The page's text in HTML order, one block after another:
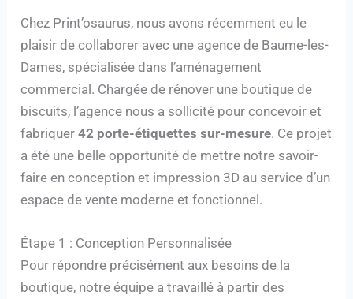
Chez Print’osaurus, nous avons récemment eu le
plaisir de collaborer avec une agence de Baume-les-
Dames, spécialisée dans l’aménagement
commercial. Chargée de rénover une boutique de
biscuits, l’agence nous a sollicité pour concevoir et
fabriquer42 porte-étiquettes sur-mesure. Ce projet
a été une belle opportunité de mettre notre savoir-
faire en conception et impression 3D au service d’un
espace de vente moderne et fonctionnel.
Étape 1 : Conception Personnalisée
Pour répondre précisément aux besoins de la
boutique, notre équipe a travaillé à partir des